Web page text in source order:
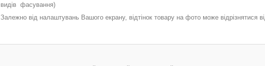
видів фасування)
Залежно від налаштувань Вашого екрану, відтінок товару на фото може відрізнятися